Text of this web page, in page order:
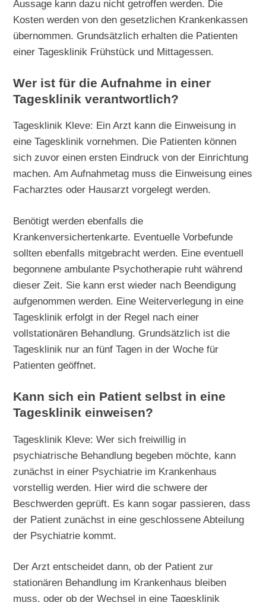
Aussage kann dazu nicht getroffen werden. Die
Kosten werden von den gesetzlichen Krankenkassen
übernommen. Grundsätzlich erhalten die Patienten
einer Tagesklinik Frühstück und Mittagessen.
Wer ist für die Aufnahme in einer
Tagesklinik verantwortlich?
Tagesklinik Kleve: Ein Arzt kann die Einweisung in
eine Tagesklinik vornehmen. Die Patienten können
sich zuvor einen ersten Eindruck von der Einrichtung
machen. Am Aufnahmetag muss die Einweisung eines
Facharztes oder Hausarzt vorgelegt werden.
Benötigt werden ebenfalls die
Krankenversichertenkarte. Eventuelle Vorbefunde
sollten ebenfalls mitgebracht werden. Eine eventuell
begonnene ambulante Psychotherapie ruht während
dieser Zeit. Sie kann erst wieder nach Beendigung
aufgenommen werden. Eine Weiterverlegung in eine
Tagesklinik erfolgt in der Regel nach einer
vollstationären Behandlung. Grundsätzlich ist die
Tagesklinik nur an fünf Tagen in der Woche für
Patienten geöffnet.
Kann sich ein Patient selbst in eine
Tagesklinik einweisen?
Tagesklinik Kleve: Wer sich freiwillig in
psychiatrische Behandlung begeben möchte, kann
zunächst in einer Psychiatrie im Krankenhaus
vorstellig werden. Hier wird die schwere der
Beschwerden geprüft. Es kann sogar passieren, dass
der Patient zunächst in eine geschlossene Abteilung
der Psychiatrie kommt.
Der Arzt entscheidet dann, ob der Patient zur
stationären Behandlung im Krankenhaus bleiben
muss, oder ob der Wechsel in eine Tagesklinik